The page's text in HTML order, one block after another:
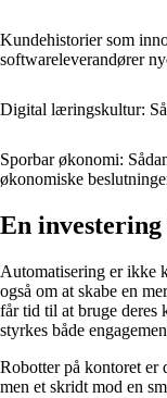
Kundehistorier som
softwareleverandører
Digital læringskultur:
Sporbar økonomi:
økonomiske
En
Automatisering er ikke
også om at skabe en
får tid til at bruge deres
styrkes både
Robotter på kontoret
men et skridt mod en